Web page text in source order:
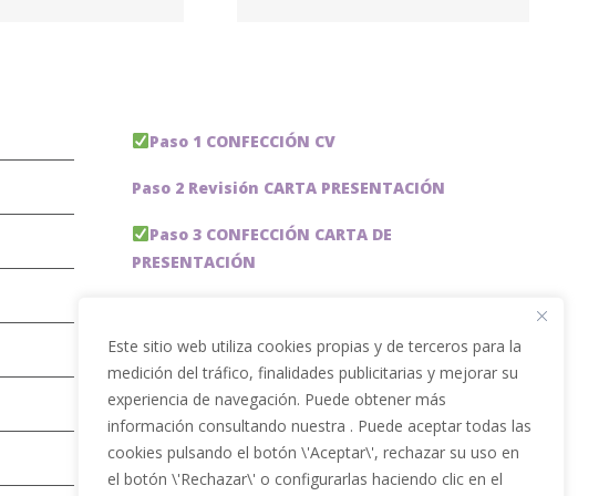
Este sitio web utiliza cookies propias y de terceros para la
medición del tráfico, finalidades publicitarias y mejorar su
experiencia de navegación. Puede obtener más
información consultando nuestra . Puede aceptar todas las
cookies pulsando el botón \'Aceptar\', rechazar su uso en
el botón \'Rechazar\' o configurarlas haciendo clic en el
Paso 1 CONFECCIÓN CV
Paso 2 Revisión CARTA PRESENTACIÓN
Paso 3 CONFECCIÓN CARTA DE
PRESENTACIÓN
Paso 5 OPTIMIZACIÓN PERFIL LINKEDIN
PACKS DE AHORRO
JOBAI, ASISTENTE DE IA PARA BUSCAR EMPLEO